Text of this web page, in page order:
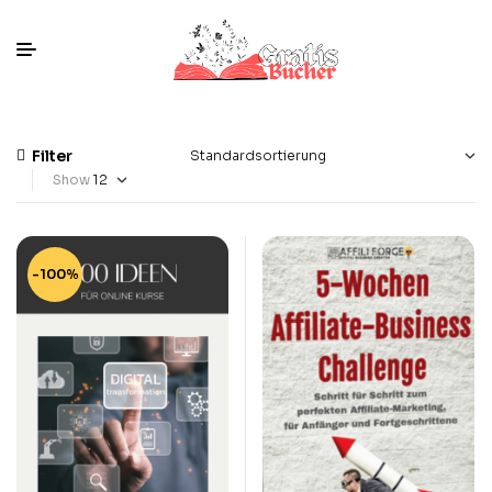
Filter
Show
-100%